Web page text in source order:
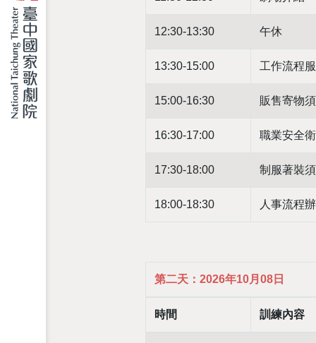
12:30-13:30 午休
13:30-15:00 工作流程
15:00-16:30 販售寄物
16:30-17:00 職業安全
17:30-18:00 制服著裝
18:00-18:30 人事流程
第二天：2026年10月08日
時間 訓練內容